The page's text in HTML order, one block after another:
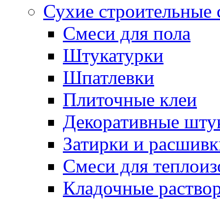
Сухие
Смеси для пола
Штукатурки
Шпатлевки
Плиточные клеи
Декоративные
Затирки и
Смеси для
Кладочные